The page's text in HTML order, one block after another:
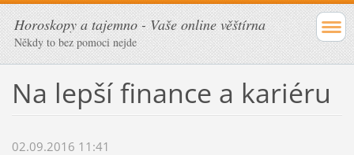
Horoskopy a tajemno - Vaše online věštírna
Někdy to bez pomoci nejde
Na lepší finance a kariéru
02.09.2016 11:41